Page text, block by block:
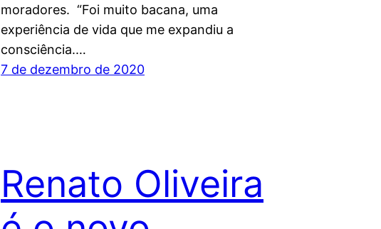
moradores. “Foi muito bacana, uma
experiência de vida que me expandiu a
consciência.…
7 de dezembro de 2020
Renato Oliveira